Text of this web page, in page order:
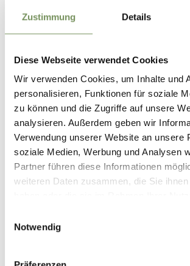
Zustimmung Details
Diese Webseite verwendet Cookies
Wir verwenden Cookies, um Inhalte und
personalisieren, Funktionen für soziale
zu können und die Zugriffe auf unsere
analysieren. Außerdem geben wir
Verwendung unserer Website an unsere
soziale Medien, Werbung und Analysen
Partner führen diese Informationen
weiteren Daten zusammen, die Sie
Notwendig